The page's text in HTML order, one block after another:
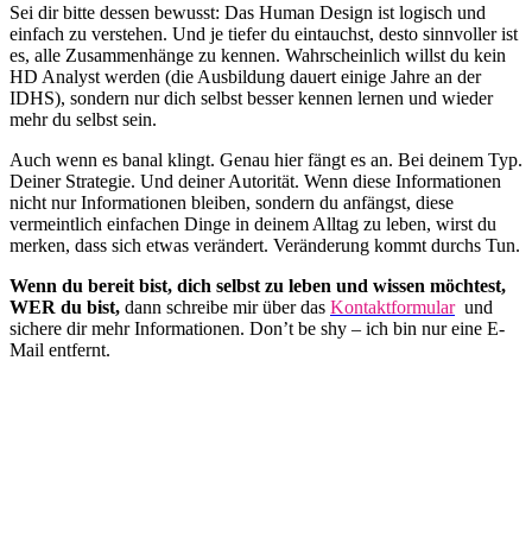
Sei dir bitte dessen bewusst: Das Human Design ist logisch und
einfach zu verstehen. Und je tiefer du eintauchst, desto sinnvoller ist
es, alle Zusammenhänge zu kennen. Wahrscheinlich willst du kein
HD Analyst werden (die Ausbildung dauert einige Jahre an der
IDHS), sondern nur dich selbst besser kennen lernen und wieder
mehr du selbst sein.
Auch wenn es banal klingt. Genau hier fängt es an. Bei deinem Typ.
Deiner Strategie. Und deiner Autorität. Wenn diese Informationen
nicht nur Informationen bleiben, sondern du anfängst, diese
vermeintlich einfachen Dinge in deinem Alltag zu leben, wirst du
merken, dass sich etwas verändert. Veränderung kommt durchs Tun.
Wenn du bereit bist, dich selbst zu leben und wissen möchtest,
WER du bist, dann schreibe mir über das Kontaktformularund
sichere dir mehr Informationen. Don’t be shy – ich bin nur eine E-
Mail entfernt.